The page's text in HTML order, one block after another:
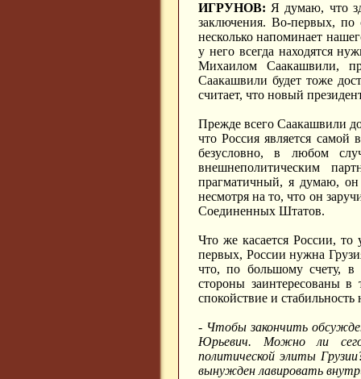
ИГРУНОВ: Я думаю, что
заключения. Во-первых,
несколько напоминает
у него всегда находятся
Михаилом Саакашвили,
Саакашвили будет тоже
считает, что новый
Прежде всего Саакашвили
что Россия является
безусловно, в любом
внешнеполитическим
прагматичный, я думаю,
несмотря на то, что он
Соединенных Штатов.
Что же касается России,
первых, России нужна
что, по большому счету,
стороны заинтересованы
спокойствие и стабильность
- Чтобы закончить
Юрьевич. Можно ли
политической элиты
вынужден лавировать